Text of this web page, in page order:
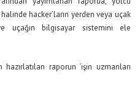
hacker’ların yerden veya uçak
uçağın bilgisayar sistemini ele
raporun ‘işin uzmanları